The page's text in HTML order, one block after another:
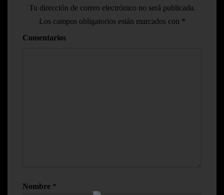
Tu dirección de correo electrónico no será publicada.
Los campos obligatorios están marcados con *
Comentarios
Nombre *